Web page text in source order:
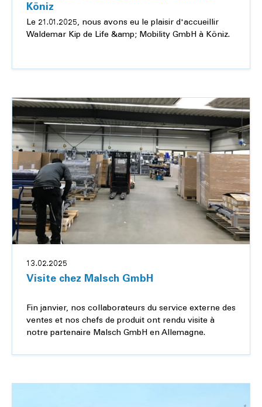
Köniz
Le 21.01.2025, nous avons eu le plaisir d'accueillir
Waldemar Kip de Life &amp; Mobility GmbH à Köniz.
13.02.2025
Visite chez Malsch GmbH
Fin janvier, nos collaborateurs du service externe des
ventes et nos chefs de produit ont rendu visite à
notre partenaire Malsch GmbH en Allemagne.